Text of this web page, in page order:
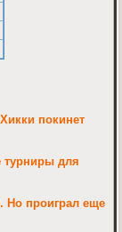
покинет
турниры для
Но проиграл еще